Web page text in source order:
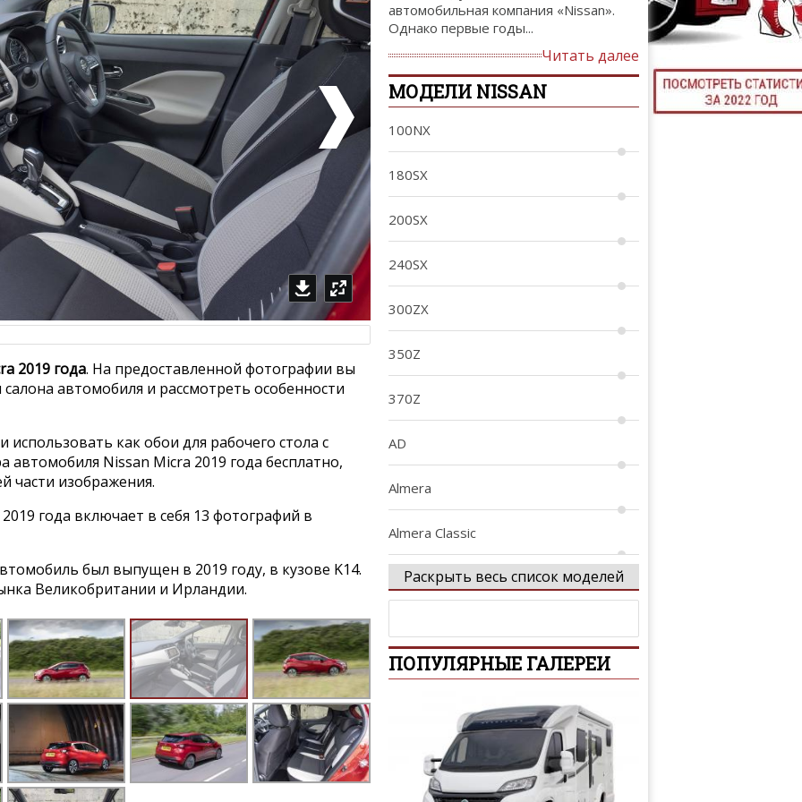
ТЮНИНГ
2019 года. На предоставленной фотографии вы
автомобиля и рассмотреть особенности
как обои для рабочего стола с
Nissan Micra 2019 года бесплатно,
части изображения.
года включает в себя 13 фотографий в
был выпущен в 2019 году, в кузове K14.
Великобритании и Ирландии.
автомобильная компания «Nissan».
Однако первые годы...
Читать далее
МОДЕЛИ NISSAN
100NX
180SX
200SX
240SX
300ZX
350Z
370Z
AD
Almera
Almera Classic
Almera Tino
Ariya
Avenir
Раскрыть весь список моделей
ПОПУЛЯРНЫЕ ГАЛЕРЕИ